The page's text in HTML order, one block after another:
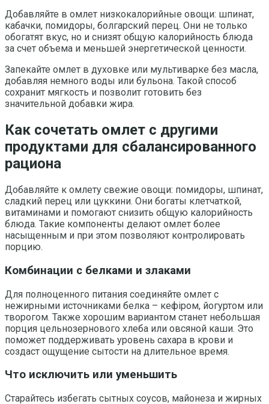
Добавляйте в омлет низкокалорийные овощи: шпинат,
кабачки, помидоры, болгарский перец. Они не только
обогатят вкус, но и снизят общую калорийность блюда
за счет объема и меньшей энергетической ценности.
Запекайте омлет в духовке или мультиварке без масла,
добавляя немного воды или бульона. Такой способ
сохранит мягкость и позволит готовить без
значительной добавки жира.
Как сочетать омлет с другими
продуктами для сбалансированного
рациона
Добавляйте к омлету свежие овощи: помидоры, шпинат,
сладкий перец или цуккини. Они богаты клетчаткой,
витаминами и помогают снизить общую калорийность
блюда. Такие компоненты делают омлет более
насыщенным и при этом позволяют контролировать
порцию.
Комбинации с белками и злаками
Для полноценного питания соединяйте омлет с
нежирными источниками белка – кефіром, йогуртом или
творогом. Также хорошим вариантом станет небольшая
порция цельнозернового хлеба или овсяной каши. Это
поможет поддерживать уровень сахара в крови и
создаст ощущение сытости на длительное время.
Что исключить или уменьшить
Старайтесь избегать сытных соусов, майонеза и жирных